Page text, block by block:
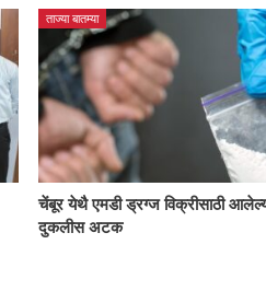
ताज्या बातम्या
चेंबूर येथै एमडी ड्रग्ज विक्रीसाठी
दुकलीस अटक